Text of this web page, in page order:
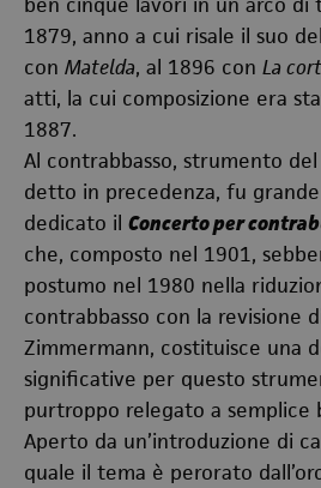
1879, anno a cui risale il suo
con Matelda, al 1896 con La
atti, la cui composizione era
1887.
Al contrabbasso, strumento
detto in precedenza, fu
dedicato il Concerto per
che, composto nel 1901,
postumo nel 1980 nella
contrabbasso con la revisione
Zimmermann, costituisce una
significative per questo
purtroppo relegato a semplice
Aperto da un’introduzione di
quale il tema è perorato